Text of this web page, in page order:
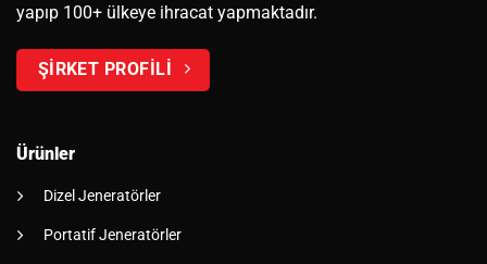
yapıp 100+ ülkeye ihracat yapmaktadır.
ŞİRKET PROFİLİ
Ürünler
Dizel Jeneratörler
Portatif Jeneratörler